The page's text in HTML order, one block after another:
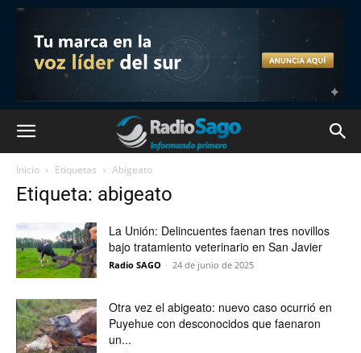
Inicio Etiquetas Abigeato
Etiqueta: abigeato
La Unión: Delincuentes faenan tres novillos
bajo tratamiento veterinario en San Javier
Radio SAGO - 24 de junio de 2025
Otra vez el abigeato: nuevo caso ocurrió en
Puyehue con desconocidos que faenaron
un...